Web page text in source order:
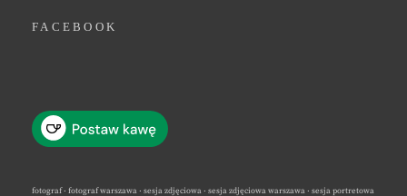
FACEBOOK
fotograf · fotograf warszawa · sesja zdjęciowa · sesja zdjęciowa warszawa · sesja portretowa